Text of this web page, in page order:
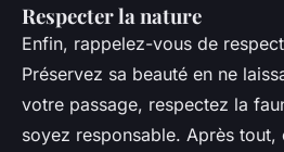
Respecter la nature
Enfin, rappelez-vous de
Préservez sa beauté en ne
votre passage, respectez la
soyez responsable. Après tout,